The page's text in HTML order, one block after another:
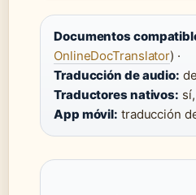
Documentos
OnlineDocTranslator) ·
Traducción de audio:
Traductores nativos:
App móvil: traducción